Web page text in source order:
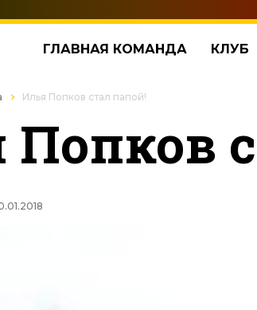
ГЛАВНАЯ КОМАНДА КЛУБ
Илья Попков стал папой!